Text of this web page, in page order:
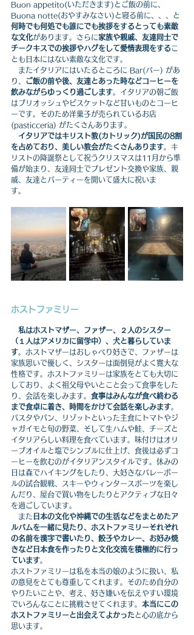
Buon appetito(いただきます)とご飯の前に、
Buona notte(おやすみなさい)と寝る前に、、、と
何時でも何処でも誰にでも挨拶をするとっても素敵
な文化があります。さらに家族や親戚、友達同士で
チークキスでの挨拶やハグをして愛情表現をするこ
とも日本にはない素敵な文化です。
またイタリアにはいたるところに Bar(バー) があ
り、 ご飯の前や後、友達とあった時などコーヒーを
飲みながらゆっくり過ごします。イタリアの朝ご飯
はブリオッシュやビスケットなど甘いものとコーヒ
ーです。そのため洋菓子が売られているお店
(pasticceria) がたくさんあります。
イタリアではキリスト教(カトリック)が国民の8割
を占めており、美しい教会がたくさんあります。キ
リストの降誕祭として祝うクリスマスは11月から準
備が始まり、友達同士でプレゼント交換や家族、親
戚、友達とパーティーを開いて盛大に祝いま
す。
ホストファミリー
私はホストマザー、ファザー、２人のシスター
（１人はアメリカに留学中）、犬と暮らしていま
す。ホストマザーはおしゃべり好きで、ファザーは
家族思いで優しく、シスターは面倒見がよく寛大な
性格です。ホストファミリーは家族をとても大切に
しており、よく祖父母やいとこと会って食事をした
り、会話を楽しみます。 食事はみんなが食べ終わる
まで食卓に着き、時間をかけて会話を楽しみます。
パスタやパン、リゾットといった主食にトマトやジ
ャガイモと旬の野菜、そして生ハムや鮭、チーズと
イタリアらしい料理を食べています。味付けはオリ
ーブオイルと塩でシンプルに仕上げ、食後は必ずコ
ーヒーを飲むのがイタリアンスタイルです。休みの
日は森でハイキングをしたり、大好きなバレーボー
ルの試合観戦、スキーやウィンタースポーツを楽し
んだり、屋台で買い物をしたりとアクティブな日々
を過ごしています。
また 日本の文化や沖縄での生活などをまとめたア
ルバムを一緒に見たり、ホストファミリーそれぞれ
の名前を漢字で書いたり、餃子やカレー、お好み焼
きなど日本食を作ったりと文化交流を積極的に行っ
ています。
ホストファミリーは私を本当の娘のように扱い、私
の意見をとても尊重してくれます。そのため自分の
やりたいことや、考え、好き嫌いを伝えやすい環境
でいろんなことに挑戦させてくれます。 本当にこの
ホストファミリーと出会えてよかったと心の底から
思います。